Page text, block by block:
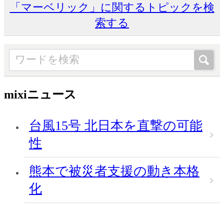
「マーベリック」に関するトピックを検
索する
mixiニュース
台風15号 北日本を直撃の可能
性
熊本で被災者支援の動き本格
化